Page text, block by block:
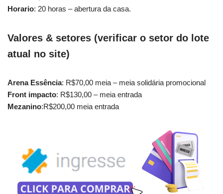
Horario: 20 horas – abertura da casa.
Valores & setores (verificar o setor do lote
atual no site)
Arena Essência: R$70,00 meia – meia solidária promocional
Front impacto: R$130,00 – meia entrada
Mezanino:R$200,00 meia entrada